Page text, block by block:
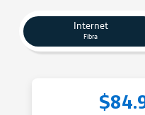
Internet
Fibra